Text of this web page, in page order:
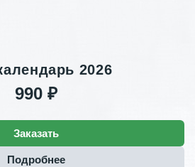
2026
990 ₽
Заказать
Подробнее